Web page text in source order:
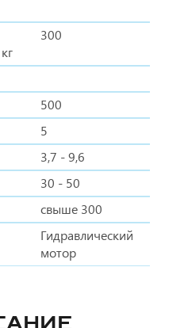
300
500
5
3,7 - 9,6
30 - 50
свыше 300
Гидравлический
мотор